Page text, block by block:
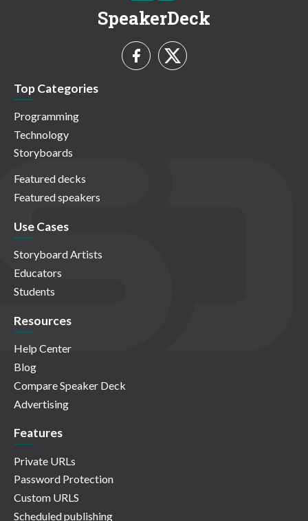
SpeakerDeck
Top Categories
Programming
Technology
Storyboards
Featured decks
Featured speakers
Use Cases
Storyboard Artists
Educators
Students
Resources
Help Center
Blog
Compare Speaker Deck
Advertising
Features
Private URLs
Password Protection
Custom URLS
Scheduled publishing